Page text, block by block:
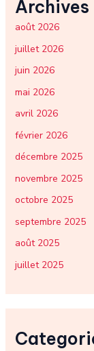
Archives
août 2026
juillet 2026
juin 2026
mai 2026
avril 2026
février 2026
décembre 2025
novembre 2025
octobre 2025
septembre 2025
août 2025
juillet 2025